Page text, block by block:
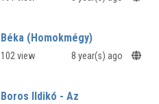
Béka (Homokmégy)
102 view 8 year(s) ago
Boros Ildikó - Az